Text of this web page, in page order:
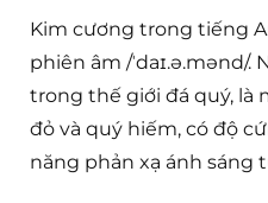
Kim cương trong tiếng
phiên âm /ˈdaɪ.ə.mənd/.
trong thế giới đá quý, là
đỏ và quý hiếm, có độ
năng phản xạ ánh sáng